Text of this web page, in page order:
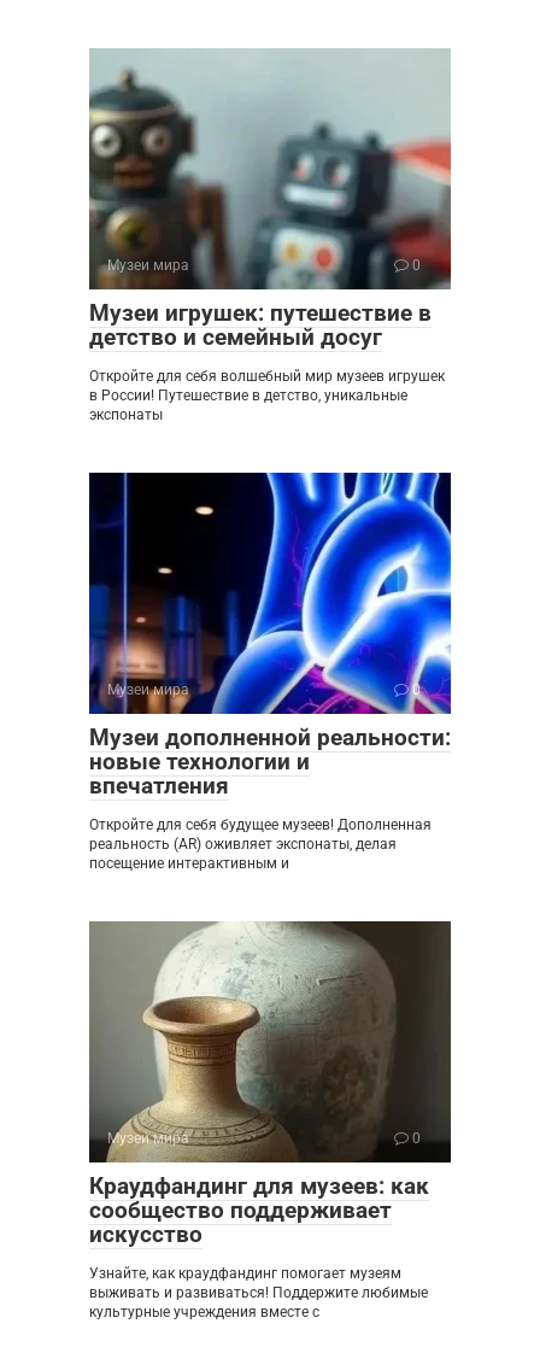
Музеи мира 0
Музеи игрушек: путешествие в
детство и семейный досуг
Откройте для себя волшебный мир музеев игрушек
в России! Путешествие в детство, уникальные
экспонаты
Музеи мира 0
Музеи дополненной реальности:
новые технологии и
впечатления
Откройте для себя будущее музеев! Дополненная
реальность (AR) оживляет экспонаты, делая
посещение интерактивным и
Музеи мира 0
Краудфандинг для музеев: как
сообщество поддерживает
искусство
Узнайте, как краудфандинг помогает музеям
выживать и развиваться! Поддержите любимые
культурные учреждения вместе с